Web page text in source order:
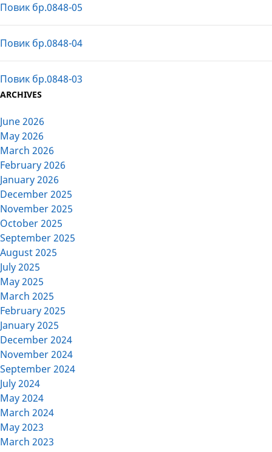
Повик бр.0848-05
Повик бр.0848-04
Повик бр.0848-03
ARCHIVES
June 2026
May 2026
March 2026
February 2026
January 2026
December 2025
November 2025
October 2025
September 2025
August 2025
July 2025
May 2025
March 2025
February 2025
January 2025
December 2024
November 2024
September 2024
July 2024
May 2024
March 2024
May 2023
March 2023